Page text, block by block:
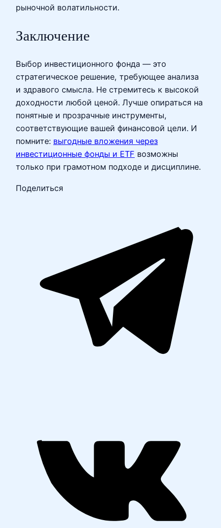
рыночной волатильности.
Заключение
Выбор инвестиционного фонда — это
стратегическое решение, требующее анализа
и здравого смысла. Не стремитесь к высокой
доходности любой ценой. Лучше опираться на
понятные и прозрачные инструменты,
соответствующие вашей финансовой цели. И
помните: выгодные вложения через
инвестиционные фонды и ETF возможны
только при грамотном подходе и дисциплине.
Поделиться